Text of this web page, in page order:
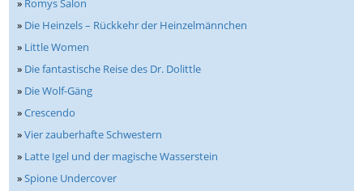
» Romys Salon
» Die Heinzels – Rückkehr der Heinzelmännchen
» Little Women
» Die fantastische Reise des Dr. Dolittle
» Die Wolf-Gäng
»Crescendo
»Vier zauberhafte Schwestern
» Latte Igel und der magische Wasserstein
»Spione Undercover